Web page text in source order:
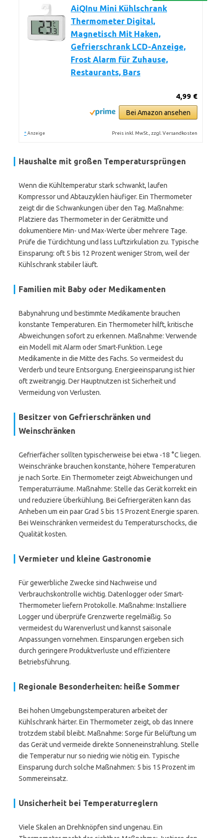
AiQInu Mini Kühlschrank
Thermometer Digital,
Magnetisch Mit Haken,
Gefrierschrank LCD-Anzeige,
Frost Alarm für Zuhause,
Restaurants, Bars
4,99 €
Bei Amazon ansehen
* Anzeige Preis inkl. MwSt., zzgl. Versandkosten
Haushalte mit großen Temperatursprüngen
Wenn die Kühltemperatur stark schwankt, laufen
Kompressor und Abtauzyklen häufiger. Ein Thermometer
zeigt dir die Schwankungen über den Tag. Maßnahme:
Platziere das Thermometer in der Gerätmitte und
dokumentiere Min- und Max-Werte über mehrere Tage.
Prüfe die Türdichtung und lass Luftzirkulation zu. Typische
Einsparung: oft 5 bis 12 Prozent weniger Strom, weil der
Kühlschrank stabiler läuft.
Familien mit Baby oder Medikamenten
Babynahrung und bestimmte Medikamente brauchen
konstante Temperaturen. Ein Thermometer hilft, kritische
Abweichungen sofort zu erkennen. Maßnahme: Verwende
ein Modell mit Alarm oder Smart-Funktion. Lege
Medikamente in die Mitte des Fachs. So vermeidest du
Verderb und teure Entsorgung. Energieeinsparung ist hier
oft zweitrangig. Der Hauptnutzen ist Sicherheit und
Vermeidung von Verlusten.
Besitzer von Gefrierschränken und
Weinschränken
Gefrierfächer sollten typischerweise bei etwa -18 °C liegen.
Weinschränke brauchen konstante, höhere Temperaturen
je nach Sorte. Ein Thermometer zeigt Abweichungen und
Temperaturräume. Maßnahme: Stelle das Gerät korrekt ein
und reduziere Überkühlung. Bei Gefriergeräten kann das
Anheben um ein paar Grad 5 bis 15 Prozent Energie sparen.
Bei Weinschränken vermeidest du Temperaturschocks, die
Qualität kosten.
Vermieter und kleine Gastronomie
Für gewerbliche Zwecke sind Nachweise und
Verbrauchskontrolle wichtig. Datenlogger oder Smart-
Thermometer liefern Protokolle. Maßnahme: Installiere
Logger und überprüfe Grenzwerte regelmäßig. So
vermeidest du Warenverlust und kannst saisonale
Anpassungen vornehmen. Einsparungen ergeben sich
durch geringere Produktverluste und effizientere
Betriebsführung.
Regionale Besonderheiten: heiße Sommer
Bei hohen Umgebungstemperaturen arbeitet der
Kühlschrank härter. Ein Thermometer zeigt, ob das Innere
trotzdem stabil bleibt. Maßnahme: Sorge für Belüftung um
das Gerät und vermeide direkte Sonneneinstrahlung. Stelle
die Temperatur nur so niedrig wie nötig ein. Typische
Einsparung durch solche Maßnahmen: 5 bis 15 Prozent im
Sommereinsatz.
Unsicherheit bei Temperaturreglern
Viele Skalen an Drehknöpfen sind ungenau. Ein